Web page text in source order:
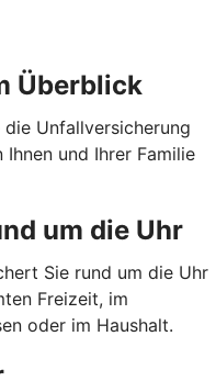
Überblick
Unfallversicherung
und Ihrer Familie
um die Uhr
Sie rund um die Uhr
Freizeit, im
oder im Haushalt.